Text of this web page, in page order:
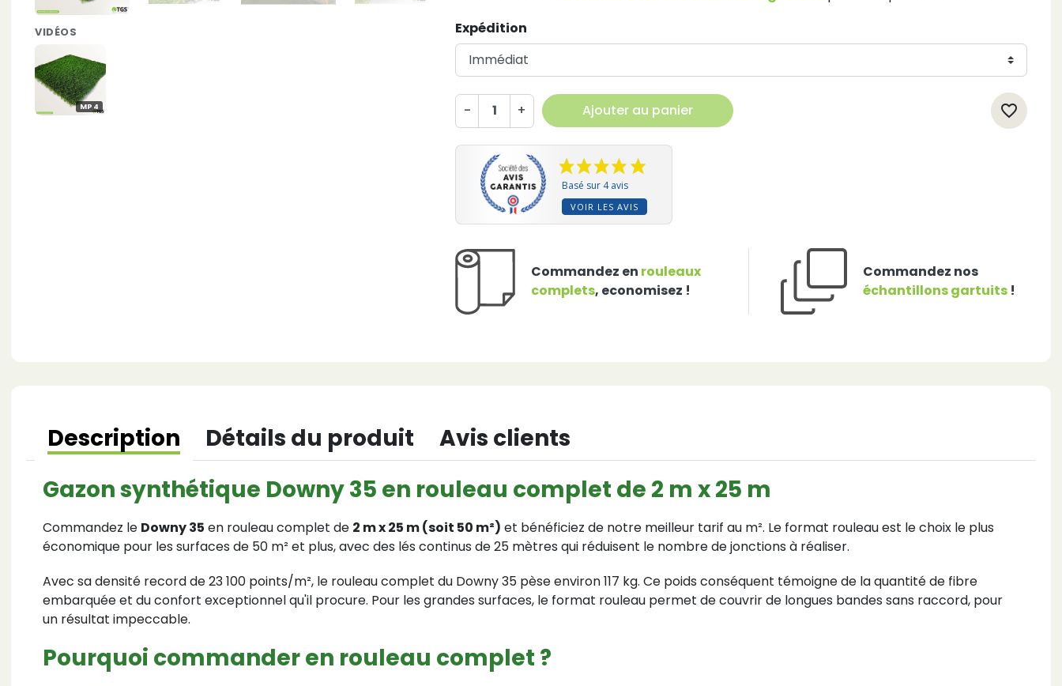
VIDÉOS
MP4
Expédition
- + Ajouter au panier favorite_border
Basé sur 4 avis
VOIR LES AVIS
Commandez en rouleaux
complets, economisez !
Commandez nos
échantillons gartuits!
Description Détails du produit
Avis clients
Gazon synthétique Downy 35 en rouleau complet de 2 m x 25 m
Commandez le Downy 35 en rouleau complet de 2 m x 25 m (soit 50 m²) et bénéficiez de notre meilleur tarif au m². Le format rouleau est le choix le plus
économique pour les surfaces de 50 m² et plus, avec des lés continus de 25 mètres qui réduisent le nombre de jonctions à réaliser.
Avec sa densité record de 23 100 points/m², le rouleau complet du Downy 35 pèse environ 117 kg. Ce poids conséquent témoigne de la quantité de fibre
embarquée et du confort exceptionnel qu'il procure. Pour les grandes surfaces, le format rouleau permet de couvrir de longues bandes sans raccord, pour
un résultat impeccable.
Pourquoi commander en rouleau complet ?